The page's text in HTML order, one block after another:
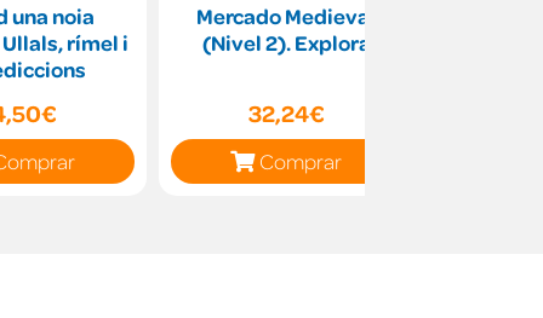
una noia
rímel i
Mercado Medieval
(Nivel 2). Explora
32,24€
Comprar